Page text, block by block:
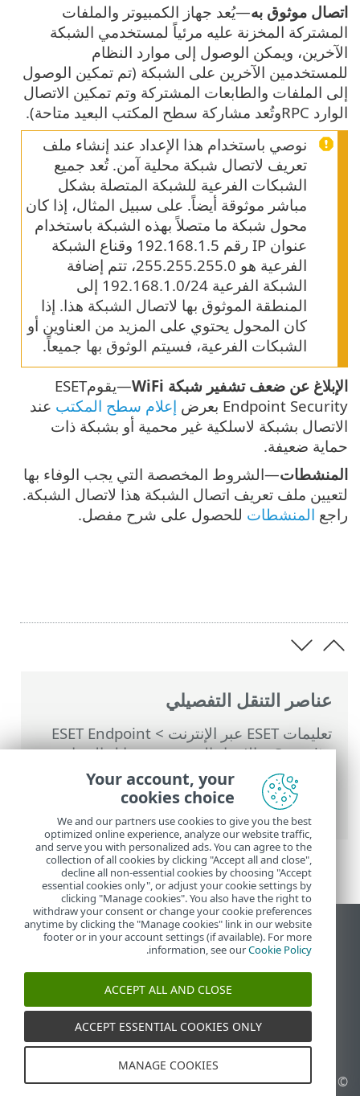
عناصر التنقل التفصيلي
تعليمات ESET عبر الإنترنت >
ESET Endpoint
Security
>الإعداد المتقدم>وسائل الحماية>
حماية الوصول إلى الشبكة>ملفات تعريف
اتصال شبكة
> إضافة ملفات تعريف اتصال
الشبكة أو تحريرها
اتصال موثوق به—يُعد جهاز الكمبيوتر والملفات
المشتركة المخزنة عليه مرئياً لمستخدمي الشبكة
الآخرين، ويمكن الوصول إلى موارد النظام
للمستخدمين الآخرين على الشبكة (تم تمكين الوصول
إلى الملفات والطابعات المشتركة وتم تمكين الاتصال
الوارد RPCوتُعد مشاركة سطح المكتب البعيد متاحة).
نوصي باستخدام هذا الإعداد عند إنشاء ملف
تعريف لاتصال شبكة محلية آمن. تُعد جميع
الشبكات الفرعية للشبكة المتصلة بشكل
مباشر موثوقة أيضاً. على سبيل المثال، إذا كان
محول شبكة ما متصلاً بهذه الشبكة باستخدام
عنوان IP رقم 192.168.1.5 وقناع الشبكة
الفرعية هو 255.255.255.0، تتم إضافة
الشبكة الفرعية 192.168.1.0/24 إلى
المنطقة الموثوق بها لاتصال الشبكة هذا. إذا
كان المحول يحتوي على المزيد من العناوين أو
الشبكات الفرعية، فسيتم الوثوق بها جميعاً.
الإبلاغ عن ضعف تشفير شبكة WiFi
—يقومESET
Endpoint Security بعرض
إعلام سطح المكتب عند
الاتصال بشبكة لاسلكية غير محمية أو بشبكة ذات
حماية ضعيفة.
المنشطات—الشروط المخصصة التي يجب الوفاء بها
لتعيين ملف تعريف اتصال الشبكة هذا لاتصال الشبكة.
راجع المنشطات للحصول على شرح مفصل.
عرض موقع سطح المكتب
End of Life
قاعدة معارف ESET
ESET Status Portal
الدعم الإقليمي
© 1992 - 2026 ESET, spol. s إدارة ملفات تعريف الارتباط
Your account, your
cookies choice
We and our partners use cookies to give you the best
optimized online experience, analyze our website traffic,
and serve you with personalized ads. You can agree to the
collection of all cookies by clicking "Accept all and close",
decline all non-essential cookies by choosing "Accept
essential cookies only", or adjust your cookie settings by
clicking "Manage cookies". You also have the right to
withdraw your consent or change your cookie preferences
anytime by clicking the "Manage cookies" link in our website
footer or in your account settings (if available). For more
information, see ourCookie Policy
.
ACCEPT ALL AND CLOSE
ACCEPT ESSENTIAL COOKIES ONLY
MANAGE COOKIES